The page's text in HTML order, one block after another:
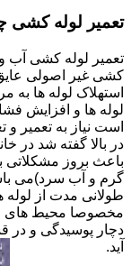
تعمیر لوله کشی
تعمیر لوله کشی آب و
کشی غیر اصولی
استهلاک لوله ها به
لوله ها و افزایش
است نیاز به تعمیر
در بالا گفته شد در
باعث بروز
گرم و آب سرد)می
طولانی مدت از لوله
مخصوصا محیط های
دچار پوسیدگی و در
آید.